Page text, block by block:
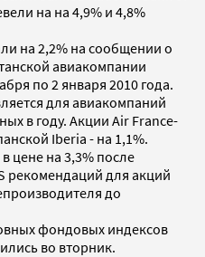
на на 4,9% и 4,8%
на 2,2% на сообщении о
авиакомпании
по 2 января 2010 года.
для авиакомпаний
в году. Акции Air France-
Iberia - на 1,1%.
цене на 3,3% после
рекомендаций для акций
до
фондовых индексов
во вторник.